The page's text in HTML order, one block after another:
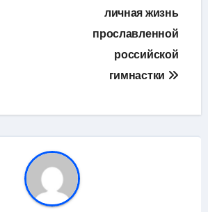
личная жизнь
прославленной
российской
гимнастки